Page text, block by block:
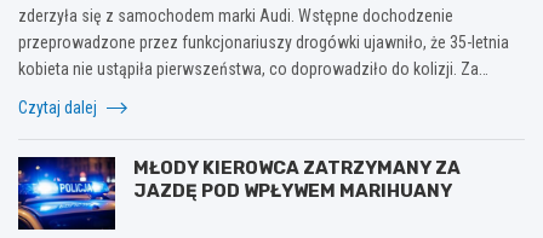
zderzyła się z samochodem marki Audi. Wstępne dochodzenie
przeprowadzone przez funkcjonariuszy drogówki ujawniło, że 35-letnia
kobieta nie ustąpiła pierwszeństwa, co doprowadziło do kolizji. Za…
Czytaj dalej
MŁODY KIEROWCA ZATRZYMANY ZA
JAZDĘ POD WPŁYWEM MARIHUANY